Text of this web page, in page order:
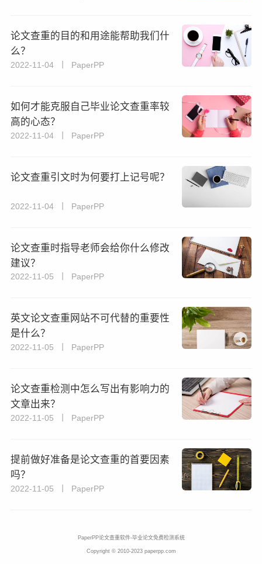
论文查重的目的和用途能帮助我们什
么？
2022-11-04 丨 PaperPP
如何才能克服自己毕业论文查重率较
高的心态？
2022-11-04 丨 PaperPP
论文查重引文时为何要打上记号呢？
2022-11-04 丨 PaperPP
论文查重时指导老师会给你什么修改
建议？
2022-11-05 丨 PaperPP
英文论文查重网站不可代替的重要性
是什么？
2022-11-05 丨 PaperPP
论文查重检测中怎么写出有影响力的
文章出来？
2022-11-05 丨 PaperPP
提前做好准备是论文查重的首要因素
吗？
2022-11-05 丨 PaperPP
PaperPP论文查重软件-毕业论文免费检测系统
Copyright © 2010-2023 paperpp.com